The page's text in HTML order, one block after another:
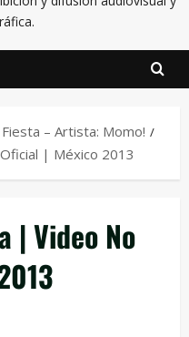
Fiesta – Artista: Momo!
| México 2013
| Video No